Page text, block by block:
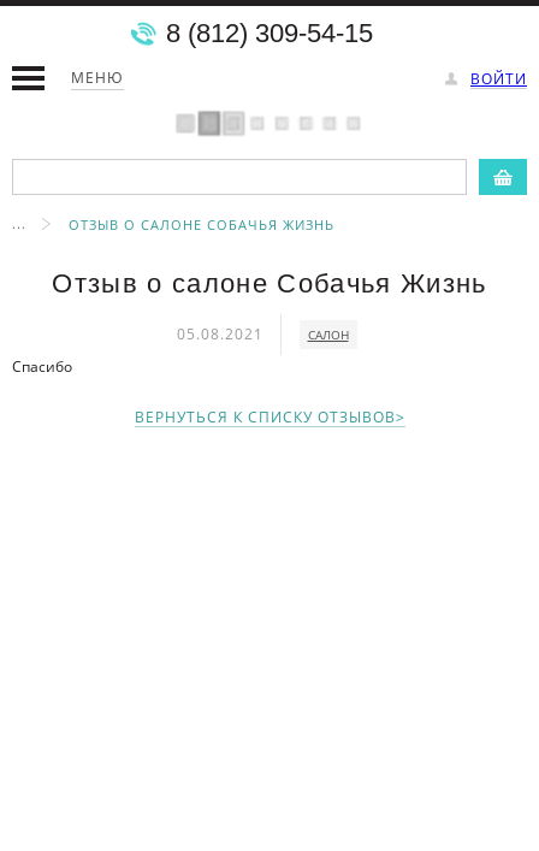
МЕНЮ ВОЙТИ
8 (812) 309-54-15
... ОТЗЫВ О САЛОНЕ СОБАЧЬЯ ЖИЗНЬ
Отзыв о салоне Собачья Жизнь
05.08.2021 САЛОН
Спасибо
ВЕРНУТЬСЯ К СПИСКУ ОТЗЫВОВ